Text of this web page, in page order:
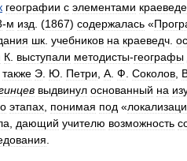
географии с элементами
-м изд . (1867) содержалась «
шк учебников на краеведч
К выступали методисты-географы
также Э Ю Петри А Ф Соколов
выдвинул основанный на
этапах понимая под «
дающий учителю возможность